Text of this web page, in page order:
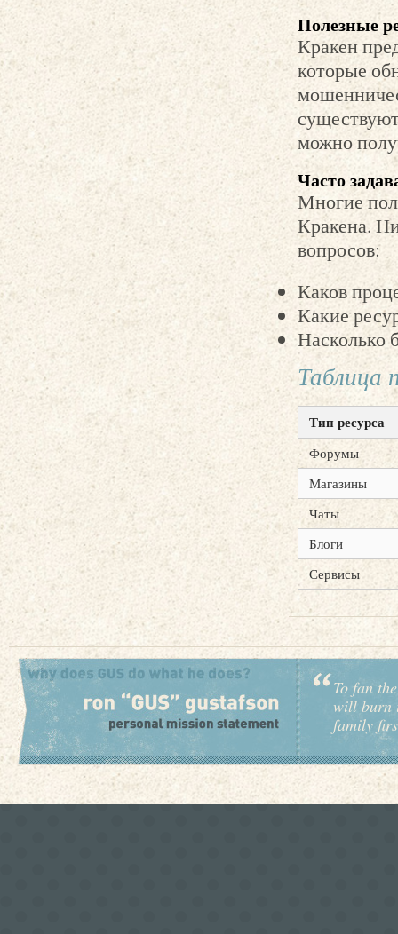
Полезные
Кракен
которые
можно
Часто
Многие
Кракена.
вопросов:
Каков
Какие
Насколько
Таблица
Тип ресурса
Форумы
Магазины
Чаты
Блоги
Сервисы
To fan
will burn
family